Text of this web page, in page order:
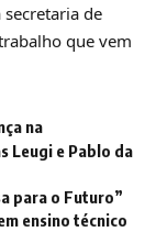
de
que vem
na
Leugi e Pablo da
para o Futuro”
ensino técnico